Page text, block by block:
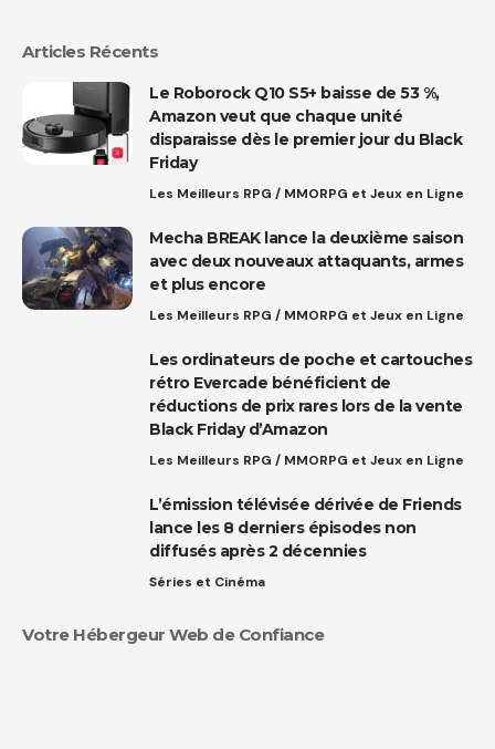
Articles Récents
Le Roborock Q10 S5+ baisse de 53 %,
Amazon veut que chaque unité
disparaisse dès le premier jour du Black
Friday
Les Meilleurs RPG / MMORPG et Jeux en Ligne
Mecha BREAK lance la deuxième saison
avec deux nouveaux attaquants, armes
et plus encore
Les Meilleurs RPG / MMORPG et Jeux en Ligne
Les ordinateurs de poche et cartouches
rétro Evercade bénéficient de
réductions de prix rares lors de la vente
Black Friday d’Amazon
Les Meilleurs RPG / MMORPG et Jeux en Ligne
L’émission télévisée dérivée de Friends
lance les 8 derniers épisodes non
diffusés après 2 décennies
Séries et Cinéma
Votre Hébergeur Web de Confiance